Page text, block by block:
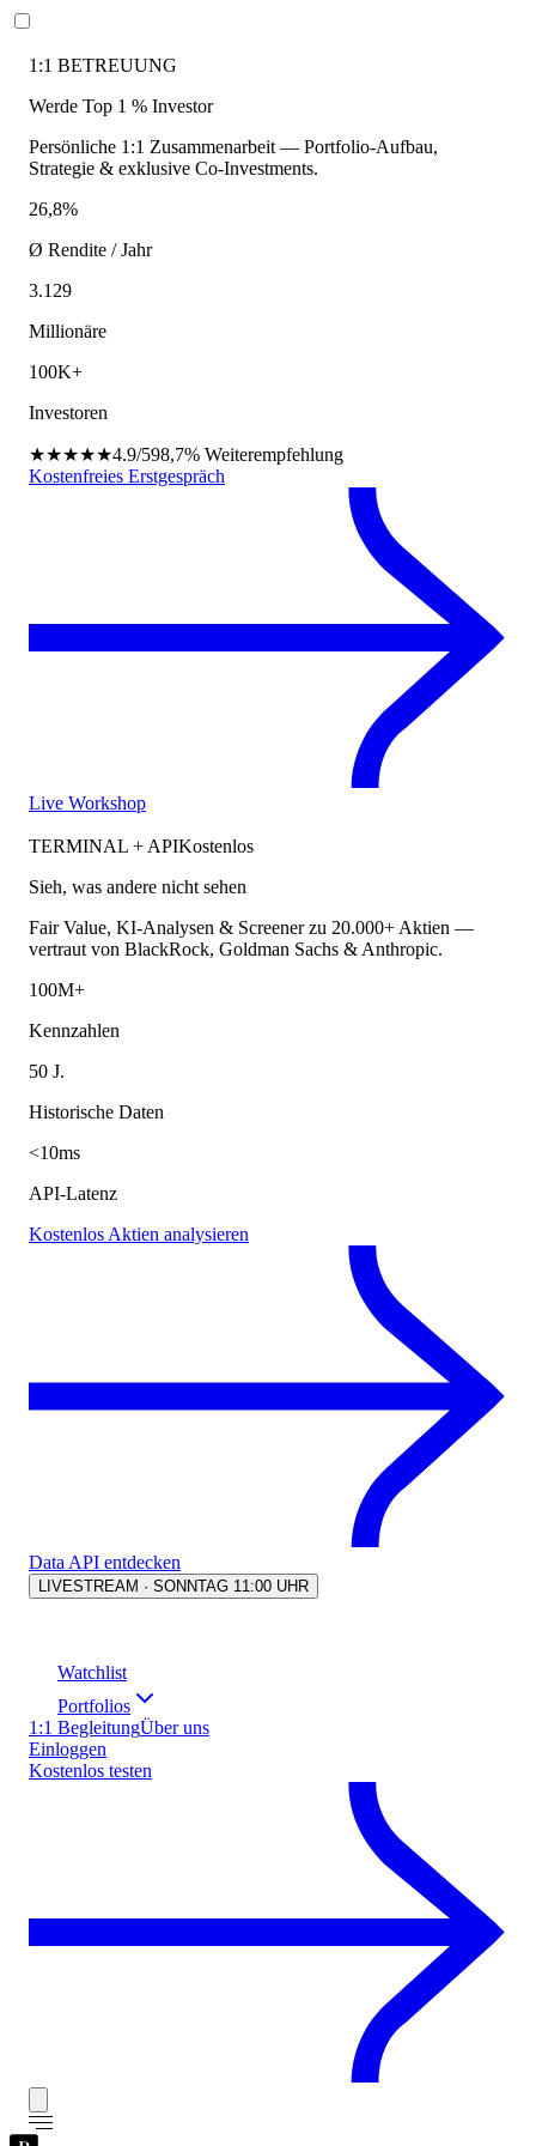
1:1 BETREUUNG
Werde Top 1 % Investor
Persönliche 1:1 Zusammenarbeit — Portfolio-Aufbau,
Strategie & exklusive Co-Investments.
26,8%
Ø Rendite / Jahr
3.129
Millionäre
100K+
Investoren
★★★★★4.9/598,7% Weiterempfehlung
Kostenfreies Erstgespräch
Live Workshop
TERMINAL + APIKostenlos
Sieh, was andere nicht sehen
Fair Value, KI-Analysen & Screener zu 20.000+ Aktien —
vertraut von BlackRock, Goldman Sachs & Anthropic.
100M+
Kennzahlen
50 J.
Historische Daten
<10ms
API-Latenz
Kostenlos Aktien analysieren
Data API entdecken
LIVESTREAM · SONNTAG 11:00 UHR
Watchlist
Portfolios
1:1 BegleitungÜber uns
Einloggen
Kostenlos testen